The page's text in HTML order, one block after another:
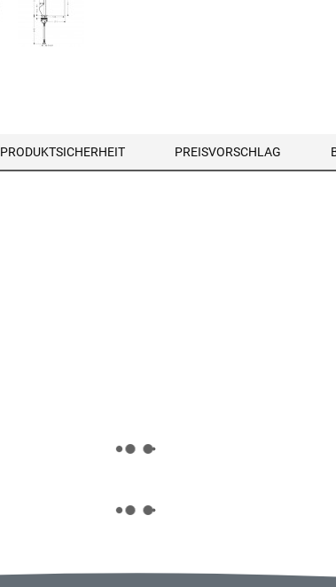
PRODUKTSICHERHEIT PREISVORSCHLAG